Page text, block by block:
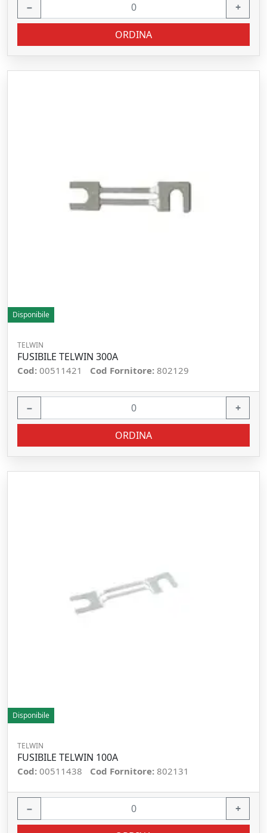
− +
ORDINA
Disponibile
TELWIN
FUSIBILE TELWIN 300A
Cod: 00511421 Cod Fornitore: 802129
− +
ORDINA
Disponibile
TELWIN
FUSIBILE TELWIN 100A
Cod: 00511438 Cod Fornitore: 802131
− +